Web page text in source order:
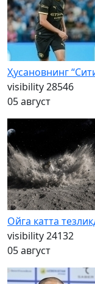
Ҳусановнинг
visibility28546
05 август
Ойга катта
visibility24132
05 август